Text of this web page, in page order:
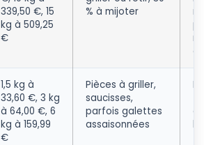
339,50 €, 15
kg à 509,25
€
% à mijoter
1,5 kg à
33,60 €, 3 kg
à 64,00 €, 6
kg à 159,99
€
Pièces à griller,
saucisses,
parfois galettes
assaisonnées
à